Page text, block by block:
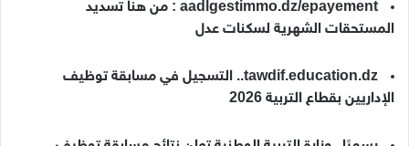
aadlgestimmo.dz/epayement : من هنا تسديد
المستحقات الشهرية لسكنات عدل
tawdif.education.dz.. التسجيل في مسابقة توظيف
الإداريين بقطاع التربية 2026